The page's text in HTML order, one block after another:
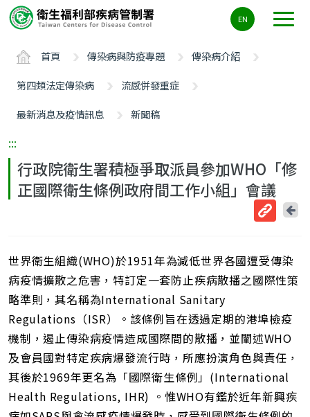
要
ALT+C
EN
首頁 傳染病與防疫專題
傳染病介紹
第四類法定傳染病
流感併發重症
最新消息及疫情訊息
新聞稿
:::
行政院衛生署積極爭取派員參加WHO「修
正國際衛生條例政府間工作小組」會議
短
網
回
世界衛生組織(WHO)於1951年為減低世界各國遭受傳染
病疫情擴散之危害，特訂定一套防止疾病散播之國際性策
略準則，其名稱為International Sanitary
Regulations（ISR）。該條例旨在透過定期的港埠檢疫
機制，遏止傳染病疫情造成國際間的散播，並闡述WHO
及會員國對特定疾病爆發流行時，所應扮演角色與責任，
其後於1969年更名為「國際衛生條例」(International
Health Regulations, IHR) 。惟WHO有鑑於近年新興疾